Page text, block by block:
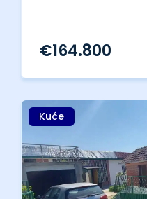
€164.800
Kuće